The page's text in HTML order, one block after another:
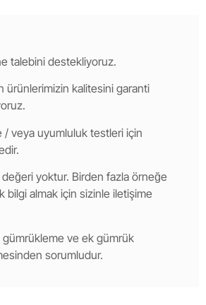
talebini destekliyoruz.
ürünlerimizin kalitesini garanti
/ veya uyumluluk testleri için
yoktur. Birden fazla örneğe
bilgi almak için sizinle iletişime
ve ek gümrük
sorumludur.